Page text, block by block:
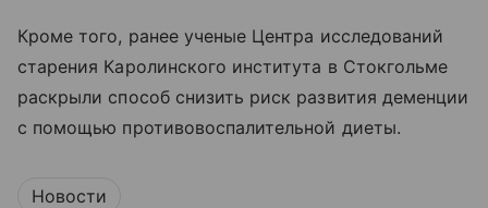
Кроме того, ранее ученые Центра исследований
старения Каролинского института в Стокгольме
раскрыли способ снизить риск развития деменции
с помощью противовоспалительной диеты.
Новости